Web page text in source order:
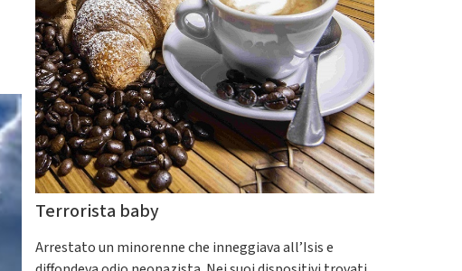
Terrorista baby
Arrestato un minorenne che inneggiava all’Isis e